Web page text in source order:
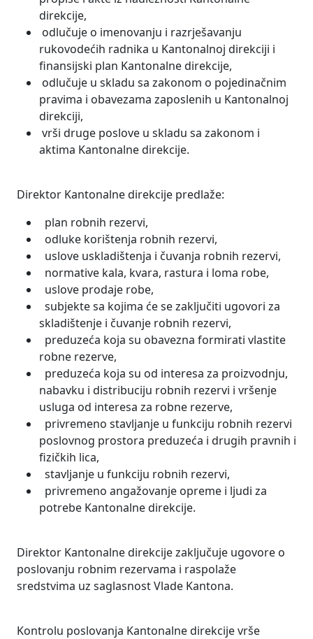
direkcije,
odlučuje o imenovanju i razrješavanju
rukovodećih radnika u Kantonalnoj direkciji i
finansijski plan Kantonalne direkcije,
odlučuje u skladu sa zakonom o pojedinačnim
pravima i obavezama zaposlenih u Kantonalnoj
direkciji,
vrši druge poslove u skladu sa zakonom i
aktima Kantonalne direkcije.
Direktor Kantonalne direkcije predlaže:
plan robnih rezervi,
odluke korištenja robnih rezervi,
uslove uskladištenja i čuvanja robnih rezervi,
normative kala, kvara, rastura i loma robe,
uslove prodaje robe,
subjekte sa kojima će se zaključiti ugovori za
skladištenje i čuvanje robnih rezervi,
preduzeća koja su obavezna formirati vlastite
robne rezerve,
preduzeća koja su od interesa za proizvodnju,
nabavku i distribuciju robnih rezervi i vršenje
usluga od interesa za robne rezerve,
privremeno stavljanje u funkciju robnih rezervi
poslovnog prostora preduzeća i drugih pravnih i
fizičkih lica,
stavljanje u funkciju robnih rezervi,
privremeno angažovanje opreme i ljudi za
potrebe Kantonalne direkcije.
Direktor Kantonalne direkcije zaključuje ugovore o
poslovanju robnim rezervama i raspolaže
sredstvima uz saglasnost Vlade Kantona.
Kontrolu poslovanja Kantonalne direkcije vrše